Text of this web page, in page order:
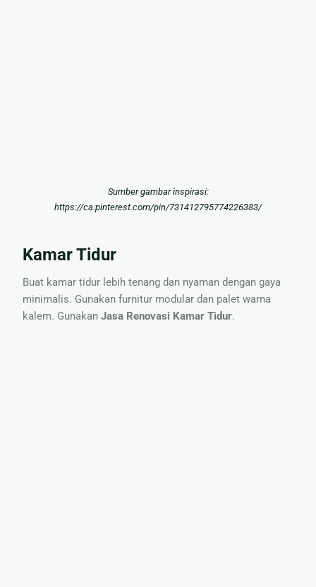
Sumber gambar inspirasi:
https://ca.pinterest.com/pin/731412795774226383/
Kamar Tidur
Buat kamar tidur lebih tenang dan nyaman dengan gaya
minimalis. Gunakan furnitur modular dan palet warna
kalem. GunakanJasa Renovasi Kamar Tidur.